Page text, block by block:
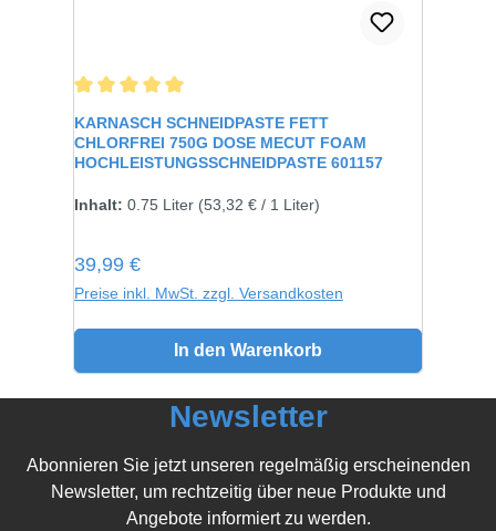
KARNASCH SCHNEIDPASTE FETT
CHLORFREI 750G DOSE MECUT FOAM
HOCHLEISTUNGSSCHNEIDPASTE 601157
Inhalt: 0.75 Liter (53,32 € / 1 Liter)
Regulärer Preis:
39,99 €
Preise inkl. MwSt. zzgl. Versandkosten
In den Warenkorb
Newsletter
Abonnieren Sie jetzt unseren regelmäßig erscheinenden
Newsletter, um rechtzeitig über neue Produkte und
Angebote informiert zu werden.